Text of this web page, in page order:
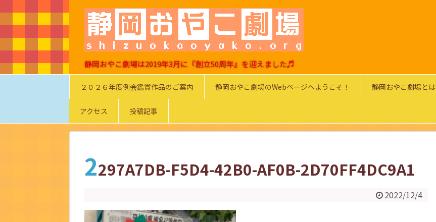
静岡おやこ劇場は2019年3月に『創立50周年』を迎えました♬
２０２６年度例会鑑賞作品のご案内 静岡おやこ劇場のWebページへようこそ！ 静岡おやこ劇場とは
アクセス 投稿記事
2297A7DB-F5D4-42B0-AF0B-2D70FF4DC9A1
2022/12/4